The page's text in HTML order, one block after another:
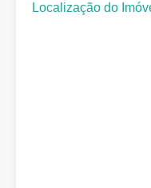
Localização do